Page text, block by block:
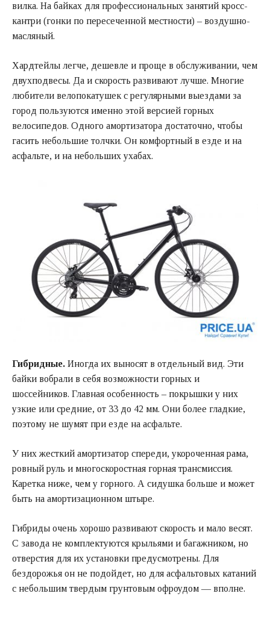
вилка. На байках для профессиональных занятий кросс-
кантри (гонки по пересеченной местности) – воздушно-
масляный.
Хардтейлы легче, дешевле и проще в обслуживании, чем
двухподвесы. Да и скорость развивают лучше. Многие
любители велопокатушек с регулярными выездами за
город пользуются именно этой версией горных
велосипедов. Одного амортизатора достаточно, чтобы
гасить небольшие толчки. Он комфортный в езде и на
асфальте, и на небольших ухабах.
Гибридные. Иногда их выносят в отдельный вид. Эти
байки вобрали в себя возможности горных и
шоссейников. Главная особенность – покрышки у них
узкие или средние, от 33 до 42 мм. Они более гладкие,
поэтому не шумят при езде на асфальте.
У них жесткий амортизатор спереди, укороченная рама,
ровный руль и многоскоростная горная трансмиссия.
Каретка ниже, чем у горного. А сидушка больше и может
быть на амортизационном штыре.
Гибриды очень хорошо развивают скорость и мало весят.
С завода не комплектуются крыльями и багажником, но
отверстия для их установки предусмотрены. Для
бездорожья он не подойдет, но для асфальтовых катаний
с небольшим твердым грунтовым офроудом — вполне.